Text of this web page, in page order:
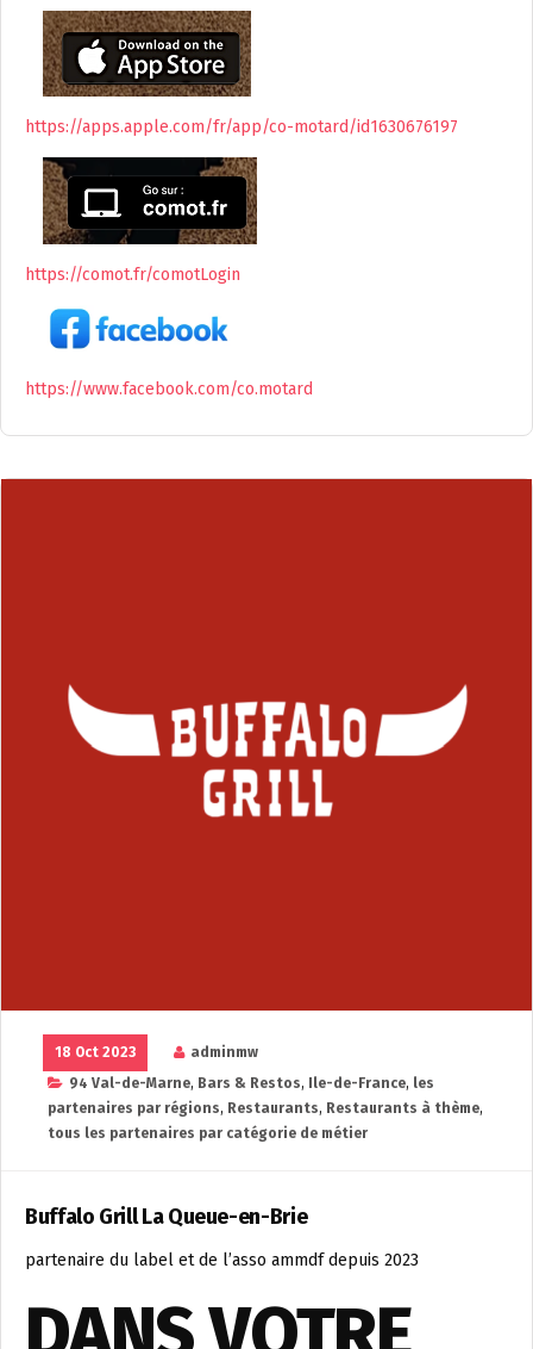
https://apps.apple.com/fr/app/co-motard/id1630676197
https://comot.fr/comotLogin
https://www.facebook.com/co.motard
18 Oct 2023
adminmw
94 Val-de-Marne, Bars & Restos, Ile-de-France, les
partenaires par régions, Restaurants, Restaurants à thème,
tous les partenaires par catégorie de métier
Buffalo Grill La Queue-en-Brie
partenaire du label et de l’asso ammdf depuis 2023